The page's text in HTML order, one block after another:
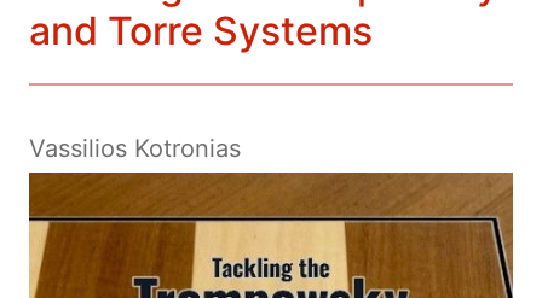
and Torre Systems
Vassilios Kotronias